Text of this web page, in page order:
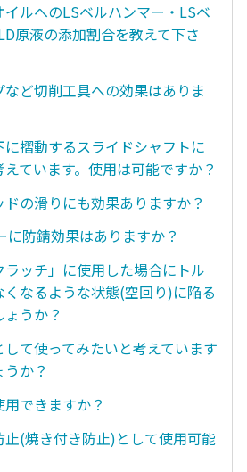
ルへのLSベルハンマー・LSベ
原液の添加割合を教えて下さ
など切削工具への効果はありま
に摺動するスライドシャフトに
ています。使用は可能ですか？
の滑りにも効果ありますか？
に防錆効果はありますか？
ラッチ」に使用した場合にトル
なるような状態(空回り)に陥る
うか？
て使ってみたいと考えています
か？
できますか？
止(焼き付き防止)として使用可能